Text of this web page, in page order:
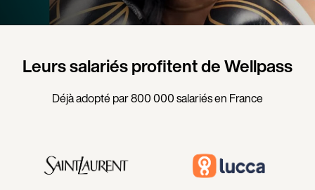
Leurs salariés profitent de Wellpass
Déjà adopté par 800 000 salariés en France